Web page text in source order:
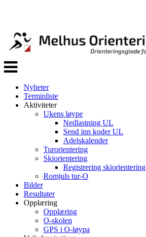
Veksle
navigasjon
Nyheter
Terminliste
Aktiviteter
Ukens løype
Nedlastning UL
Send inn koder UL
Adelskalender
Turorientering
Skiorientering
Registrering skiorientering
Romjuls tur-O
Bilder
Resultater
Opplæring
Opplæring
O-skolen
GPS i O-løypa